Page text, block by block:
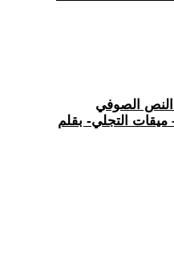
النص الصوفي
التجلي- بقلم